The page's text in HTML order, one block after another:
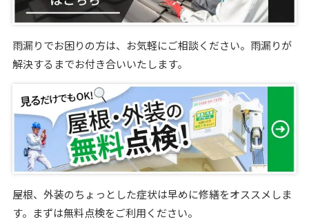
雨漏りでお困りの方は、お気軽にご相談ください。雨漏りが
解決するまでお付き合いいたします。
屋根、外装のちょっとした症状は早めに修繕をオススメしま
す。まずは無料点検をご利用ください。